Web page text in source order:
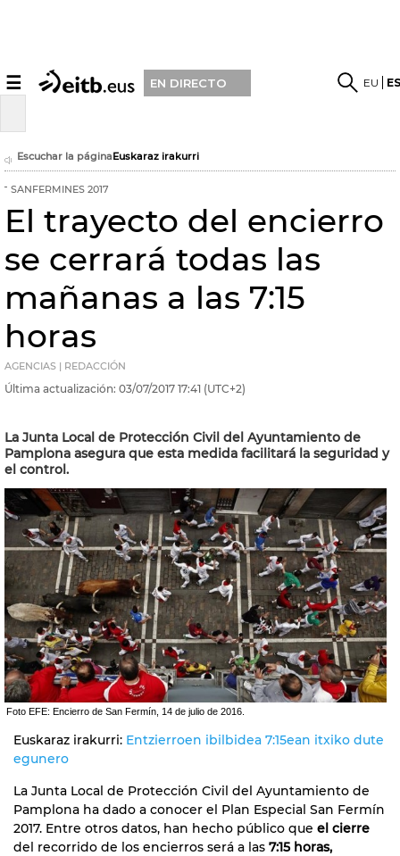
☰ EN DIRECTO EU
Escuchar la páginaEuskaraz irakurri
SANFERMINES 2017
El trayecto del encierro
se cerrará todas las
mañanas a las 7:15
horas
AGENCIAS | REDACCIÓN
Última actualización: 03/07/2017 17:41 (UTC+2)
La Junta Local de Protección Civil del Ayuntamiento de
Pamplona asegura que esta medida facilitará la seguridad y
el control.
Foto EFE: Encierro de San Fermín, 14 de julio de 2016.
Euskaraz irakurri: Entzierroen ibilbidea 7:15ean itxiko dute
egunero
La Junta Local de Protección Civil del Ayuntamiento de
Pamplona ha dado a conocer el Plan Especial San Fermín
2017. Entre otros datos, han hecho público que el cierre
del recorrido de los encierros será a las 7:15 horas,